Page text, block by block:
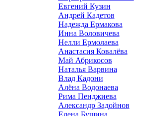
Евгений Кузин
Андрей Кадетов
Надежда Ермакова
Инна Воловичева
Нелли Ермолаева
Анастасия Ковалёва
Май Абрикосов
Наталья Варвина
Влад Кадони
Алёна Водонаева
Рима Пенджиева
Александр Задойнов
Елена Бушина